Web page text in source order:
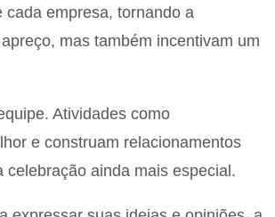
empresa, tornando a
mas também incentivam um
Atividades como
e construam relacionamentos
ainda mais especial.